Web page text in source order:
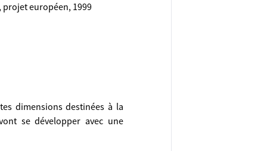
projet européen, 1999
dimensions destinées à la
se développer avec une